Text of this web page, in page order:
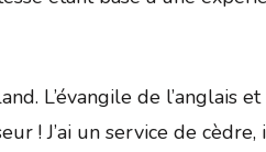
L’évangile de l’anglais
! J’ai un service de cèdre,